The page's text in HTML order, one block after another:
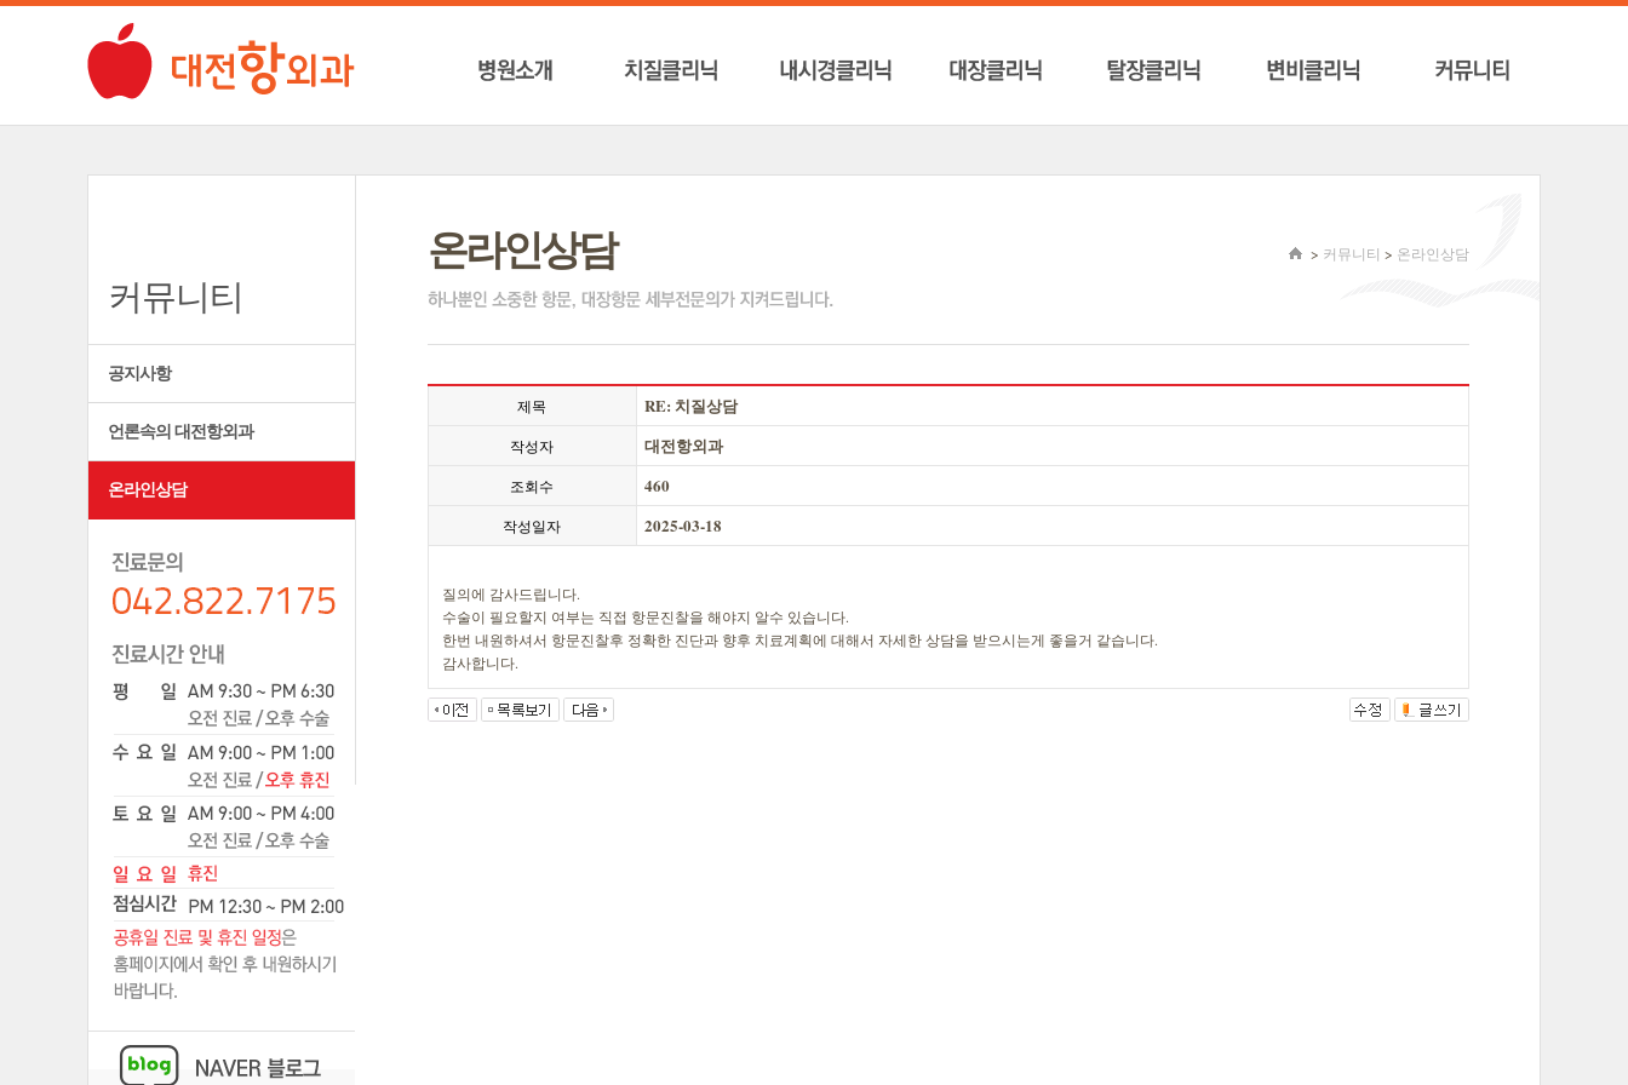
커뮤니티
공지사항
언론속의 대전항외과
온라인상담
온라인상담 > 커뮤니티 > 온라인상담
제목 RE: 치질상담
작성자 대전항외과
조회수 460
작성일자 2025-03-18
질의에 감사드립니다.
수술이 필요할지 여부는 직접 항문진찰을 해야지 알수 있습니다.
한번 내원하셔서 항문진찰후 정확한 진단과 향후 치료계획에 대해서 자세한 상담을 받으시는게 좋을거 같습니다.
감사합니다.